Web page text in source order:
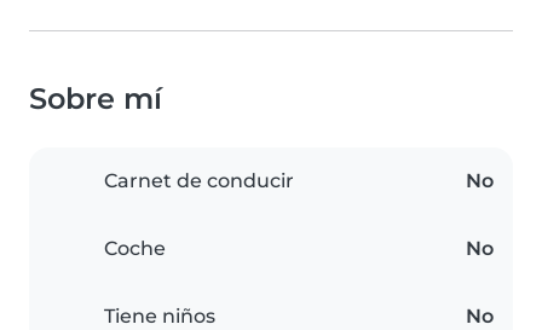
Sobre mí
Carnet de conducir No
Coche No
Tiene niños No